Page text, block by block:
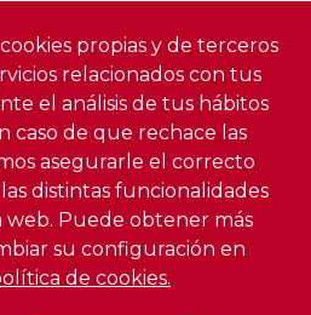
propias y de terceros
relacionados con tus
el análisis de tus hábitos
caso de que rechace las
asegurarle el correcto
distintas funcionalidades
web. Puede obtener más
su configuración en
de cookies.